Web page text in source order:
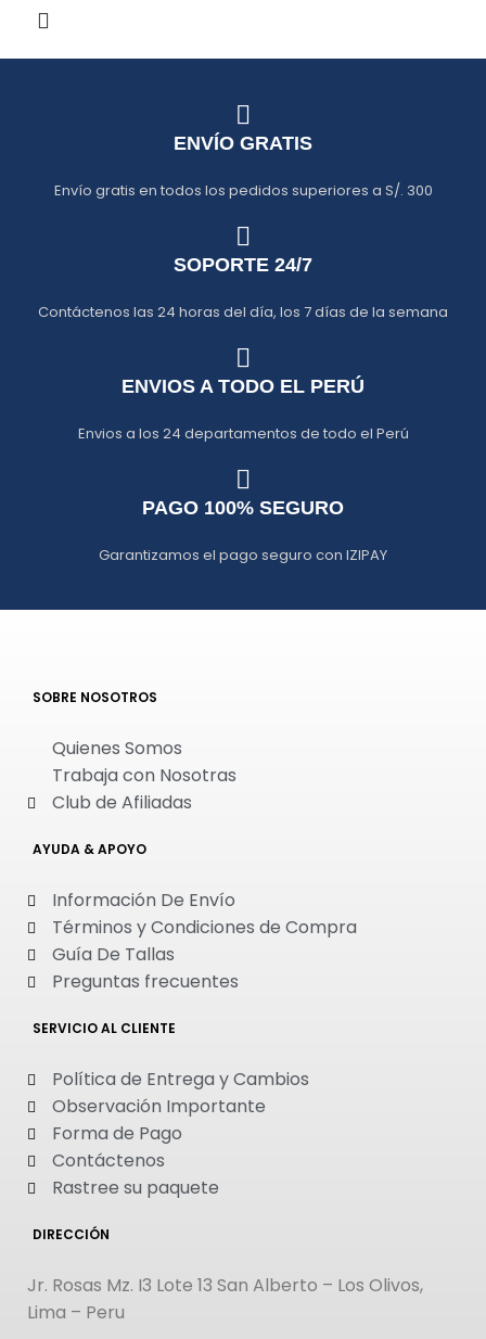
ENVÍO GRATIS
Envío gratis en todos los pedidos superiores a S/. 300
SOPORTE 24/7
Contáctenos las 24 horas del día, los 7 días de la semana
ENVIOS A TODO EL PERÚ
Envios a los 24 departamentos de todo el Perú
PAGO 100% SEGURO
Garantizamos el pago seguro con IZIPAY
SOBRE NOSOTROS
Quienes Somos
Trabaja con Nosotras
Club de Afiliadas
AYUDA & APOYO
Información De Envío
Términos y Condiciones de Compra
Guía De Tallas
Preguntas frecuentes
SERVICIO AL CLIENTE
Política de Entrega y Cambios
Observación Importante
Forma de Pago
Contáctenos
Rastree su paquete
DIRECCIÓN
Jr. Rosas Mz. I3 Lote 13 San Alberto – Los Olivos,
Lima – Peru